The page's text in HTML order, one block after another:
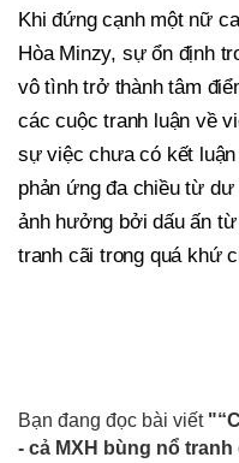
Khi đứng cạnh một nữ
Hòa Minzy, sự ổn định
vô tình trở thành tâm
các cuộc tranh luận về
sự việc chưa có kết
phản ứng đa chiều từ
ảnh hưởng bởi dấu ấn
tranh cãi trong quá khứ
Bạn đang đọc bài viết
- cả MXH bùng nổ tranh